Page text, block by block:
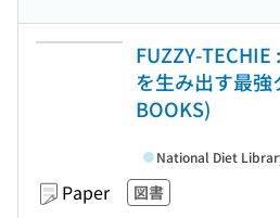
FUZZY-
を生み出す最強
BOOKS)
Paper 図書
National Diet